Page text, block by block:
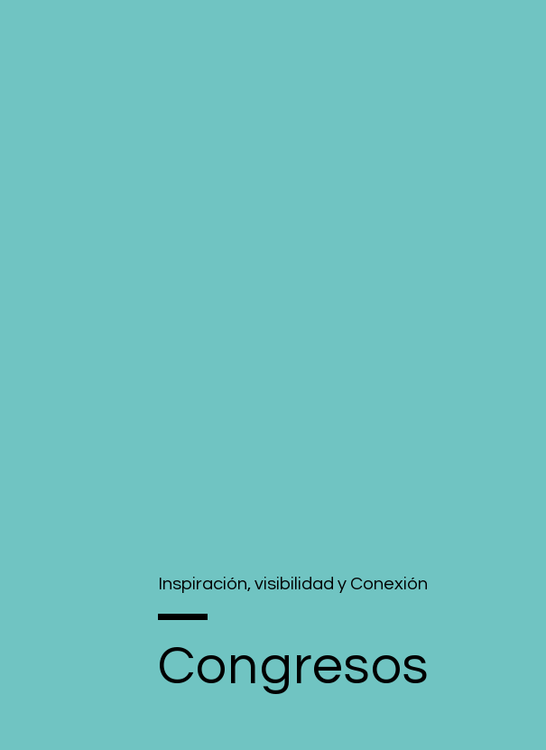
Inspiración, visibilidad y Conexión
Congresos